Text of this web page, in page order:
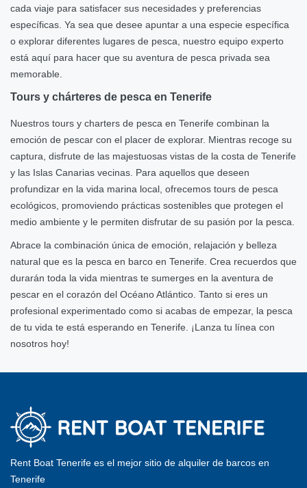
cada viaje para satisfacer sus necesidades y preferencias
específicas. Ya sea que desee apuntar a una especie específica
o explorar diferentes lugares de pesca, nuestro equipo experto
está aquí para hacer que su aventura de pesca privada sea
memorable.
Tours y chárteres de pesca en Tenerife
Nuestros tours y charters de pesca en Tenerife combinan la
emoción de pescar con el placer de explorar. Mientras recoge su
captura, disfrute de las majestuosas vistas de la costa de Tenerife
y las Islas Canarias vecinas. Para aquellos que deseen
profundizar en la vida marina local, ofrecemos tours de pesca
ecológicos, promoviendo prácticas sostenibles que protegen el
medio ambiente y le permiten disfrutar de su pasión por la pesca.
Abrace la combinación única de emoción, relajación y belleza
natural que es la pesca en barco en Tenerife. Crea recuerdos que
durarán toda la vida mientras te sumerges en la aventura de
pescar en el corazón del Océano Atlántico. Tanto si eres un
profesional experimentado como si acabas de empezar, la pesca
de tu vida te está esperando en Tenerife. ¡Lanza tu línea con
nosotros hoy!
Rent Boat Tenerife es el mejor sitio de alquiler de barcos en
Tenerife